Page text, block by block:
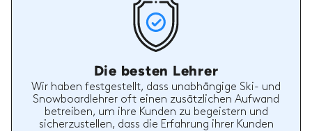
Die besten Lehrer
Wir haben festgestellt, dass unabhängige Ski- und
Snowboardlehrer oft einen zusätzlichen Aufwand
betreiben, um ihre Kunden zu begeistern und
sicherzustellen, dass die Erfahrung ihrer Kunden